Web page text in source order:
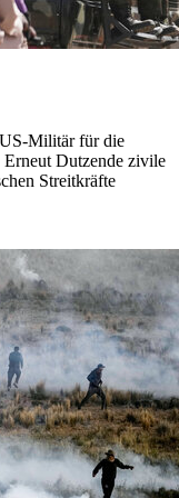
Militär für die
Dutzende zivile
Streitkräfte